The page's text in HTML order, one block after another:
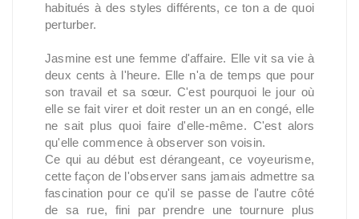
habitués à des styles différents, ce ton a de quoi
perturber.
Jasmine est une femme d'affaire. Elle vit sa vie à
deux cents à l'heure. Elle n'a de temps que pour
son travail et sa sœur. C'est pourquoi le jour où
elle se fait virer et doit rester un an en congé, elle
ne sait plus quoi faire d'elle-même. C'est alors
qu'elle commence à observer son voisin.
Ce qui au début est dérangeant, ce voyeurisme,
cette façon de l'observer sans jamais admettre sa
fascination pour ce qu'il se passe de l'autre côté
de sa rue, fini par prendre une tournure plus